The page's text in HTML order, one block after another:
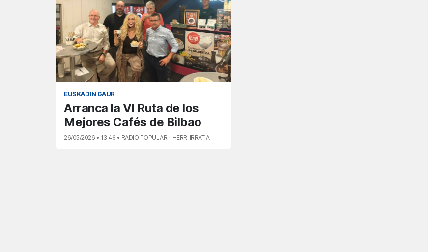
EUSKADIN GAUR
Arranca la VI Ruta de los
Mejores Cafés de Bilbao
26/05/2026 • 13:46 • RADIO POPULAR - HERRI IRRATIA